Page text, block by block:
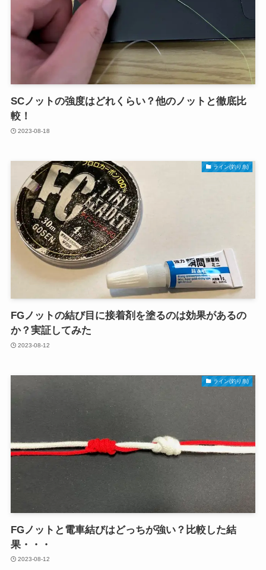
SCノットの強度はどれくらい？他のノットと徹底比
較！
2023-08-18
ライン(釣り糸)
FGノットの結び目に接着剤を塗るのは効果があるの
か？実証してみた
2023-08-12
ライン(釣り糸)
FGノットと電車結びはどっちが強い？比較した結
果・・・
2023-08-12